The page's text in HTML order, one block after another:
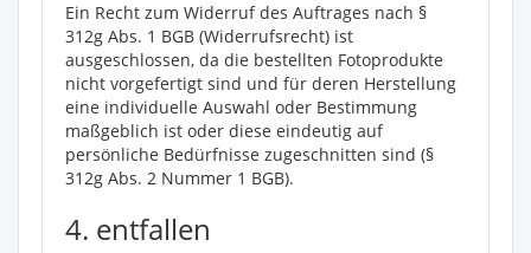
Ein Recht zum Widerruf des Auftrages nach §
312g Abs. 1 BGB (Widerrufsrecht) ist
ausgeschlossen, da die bestellten Fotoprodukte
nicht vorgefertigt sind und für deren Herstellung
eine individuelle Auswahl oder Bestimmung
maßgeblich ist oder diese eindeutig auf
persönliche Bedürfnisse zugeschnitten sind (§
312g Abs. 2 Nummer 1 BGB).
4. entfallen